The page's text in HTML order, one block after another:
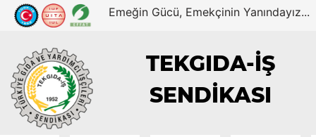
Emeğin Gücü, Emekçinin Yanındayız...
TEKGIDA-İŞ
SENDİKASI